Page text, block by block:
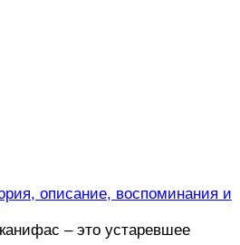
описание, воспоминания и
– это устаревшее